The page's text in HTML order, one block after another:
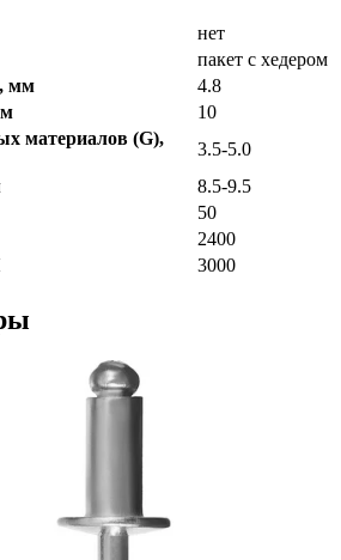
нет
пакет с хедером
мм
4.8
10
материалов (G),
3.5-5.0
8.5-9.5
50
2400
3000